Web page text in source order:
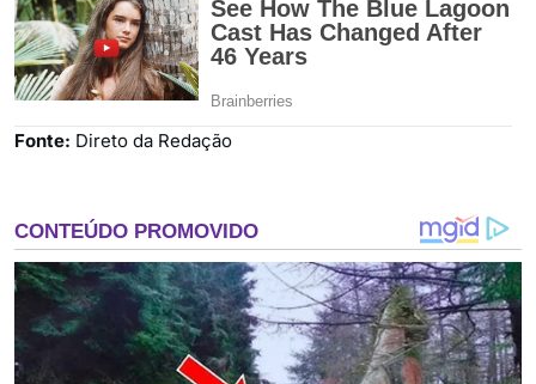
Fonte: Direto da Redação